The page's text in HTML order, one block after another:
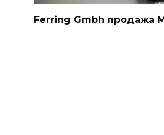
Ferring Gmbh продажа